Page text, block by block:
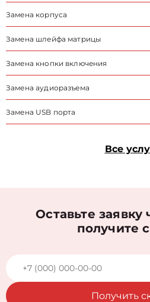
Замена корпуса
Замена шлейфа матрицы
Замена кнопки включения
Замена аудиоразъема
Замена USB порта
Все
Оставьте заявку
получите
Получить